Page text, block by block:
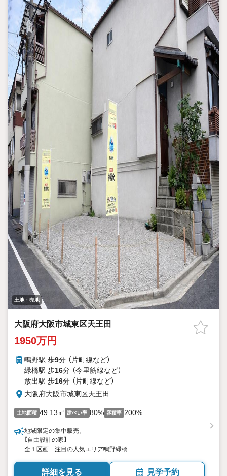
土地・売地
大阪府大阪市城東区天王田
1950万円
鴫野駅 歩9分 （片町線など）
緑橋駅 歩16分 （今里筋線など）
放出駅 歩16分 （片町線など）
大阪府大阪市城東区天王田
土地面積 49.13㎡ 建ぺい率 80% 容積率 200%
地域限定の集中販売。
【自由設計の家】
全１区画 注目の人気エリア鴫野緑橋
詳細を見る 見学予約